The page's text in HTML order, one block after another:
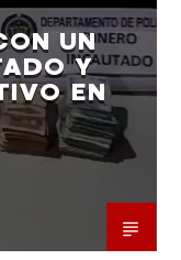
UN
Y
EN